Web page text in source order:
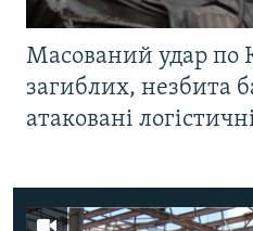
Масований удар по
загиблих, незбита
атаковані